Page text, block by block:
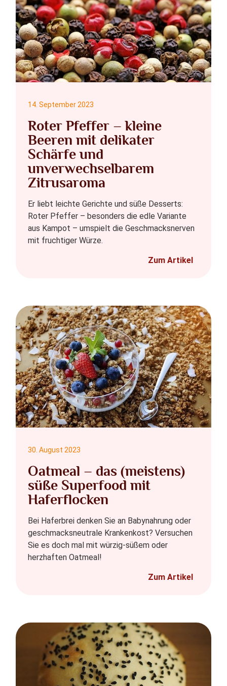
Roter Pfeffer – kleine
Beeren mit delikater
Schärfe und
unverwechselbarem
Zitrusaroma
14. September 2023
Er liebt leichte Gerichte und süße Desserts:
Roter Pfeffer – besonders die edle Variante
aus Kampot – umspielt die Geschmacksnerven
mit fruchtiger Würze.
Zum Artikel
Oatmeal – das (meistens)
süße Superfood mit
Haferflocken
30. August 2023
Bei Haferbrei denken Sie an Babynahrung oder
geschmacksneutrale Krankenkost? Versuchen
Sie es doch mal mit würzig-süßem oder
herzhaften Oatmeal!
Zum Artikel